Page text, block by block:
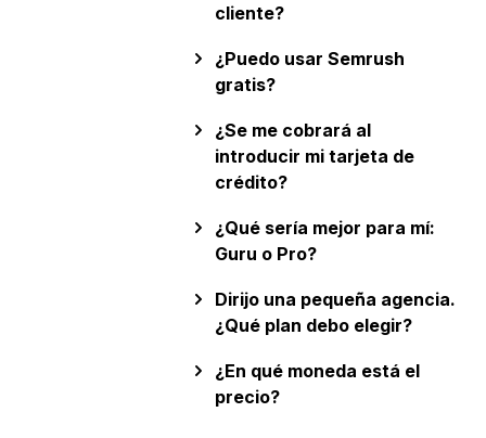
cliente?
¿Puedo usar Semrush
gratis?
¿Se me cobrará al
introducir mi tarjeta de
crédito?
¿Qué sería mejor para mí:
Guru o Pro?
Dirijo una pequeña agencia.
¿Qué plan debo elegir?
¿En qué moneda está el
precio?